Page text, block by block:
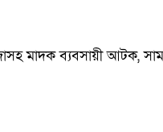
মাদক ব্যবসায়ী আটক,